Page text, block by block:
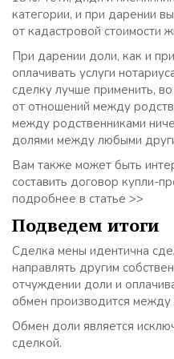
категории, и при дарении
от кадастровой стоимости
При дарении доли, как и
оплачивать услуги
сделку лучше применить,
от отношений между
между родственниками
долями между любыми
Вам также может быть
составить договор купли-
подробнее в статье >>
Подведем итоги
Сделка мены идентична
направлять другим
отчуждении доли и
обмен производится между
Обмен доли является
сделкой.